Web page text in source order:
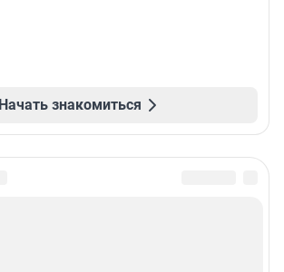
Начать знакомиться